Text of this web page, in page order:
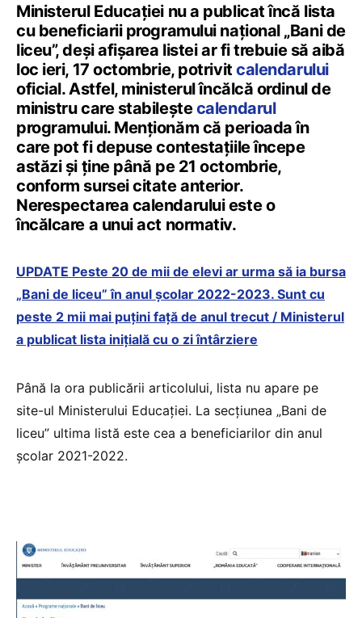
Ministerul Educației nu a publicat încă lista
cu beneficiarii programului național „Bani de
liceu”, deși afișarea listei ar fi trebuie să aibă
loc ieri, 17 octombrie, potrivitcalendarului
oficial. Astfel, ministerul încălcă ordinul de
ministru care stabileștecalendarul
programului. Menționăm că perioada în
care pot fi depuse contestațiile începe
astăzi și ține până pe 21 octombrie,
conform sursei citate anterior.
Nerespectarea calendarului este o
încălcare a unui act normativ.
UPDATE Peste 20 de mii de elevi ar urma să ia bursa
„Bani de liceu” în anul școlar 2022-2023. Sunt cu
peste 2 mii mai puțini față de anul trecut / Ministerul
a publicat lista inițială cu o zi întârziere
Până la ora publicării articolului, lista nu apare pe
site-ul Ministerului Educației. La secțiunea „Bani de
liceu” ultima listă este cea a beneficiarilor din anul
școlar 2021-2022.